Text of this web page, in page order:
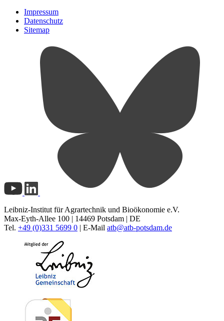
Impressum
Datenschutz
Sitemap
Leibniz-Institut für Agrartechnik und Bioökonomie e.V.
Max-Eyth-Allee 100 | 14469 Potsdam | DE
Tel. +49 (0)331 5699 0 | E-Mail atb@atb-potsdam.de